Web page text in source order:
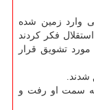
وارد زمین شده
فكر كردند
مورد تشویق قرار
سمت او رفت و